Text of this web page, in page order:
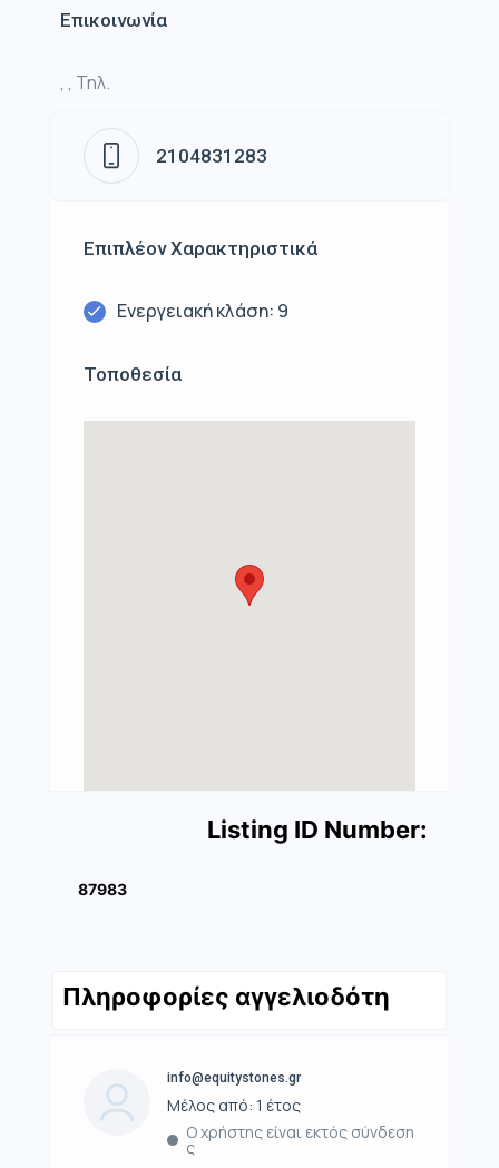
Επικοινωνία
, , Τηλ.
2104831283
Επιπλέον Χαρακτηριστικά
Ενεργειακή κλάση: 9
Τοποθεσία
Listing ID Number:
87983
Πληροφορίες αγγελιοδότη
info@equitystones.gr
Μέλος από: 1 έτος
Ο χρήστης είναι εκτός σύνδεση
ς